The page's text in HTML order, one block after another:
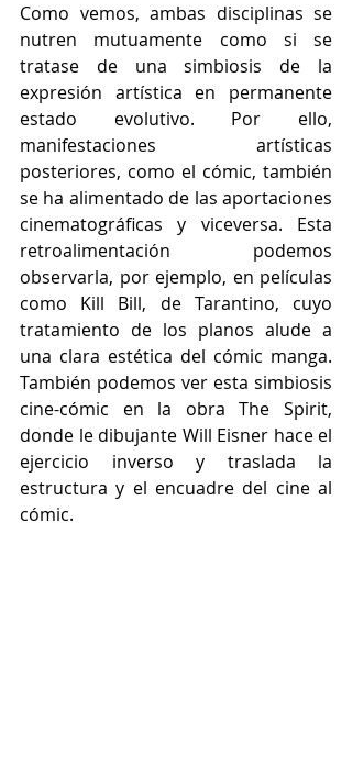
Como vemos, ambas disciplinas se
nutren mutuamente como si se
tratase de una simbiosis de la
expresión artística en permanente
estado evolutivo. Por ello,
manifestaciones artísticas
posteriores, como el cómic, también
se ha alimentado de las aportaciones
cinematográficas y viceversa. Esta
retroalimentación podemos
observarla, por ejemplo, en películas
como Kill Bill, de Tarantino, cuyo
tratamiento de los planos alude a
una clara estética del cómic manga.
También podemos ver esta simbiosis
cine-cómic en la obra The Spirit,
donde le dibujante Will Eisner hace el
ejercicio inverso y traslada la
estructura y el encuadre del cine al
cómic.